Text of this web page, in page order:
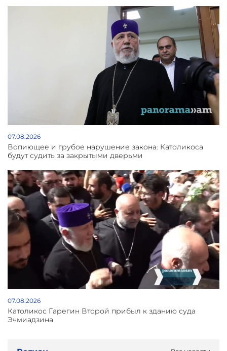
07.08.2026
Вопиющее и грубое нарушение закона: Католикоса
будут судить за закрытыми дверьми
07.08.2026
Католикос Гарегин Второй прибыл к зданию суда
Эчмиадзина